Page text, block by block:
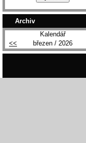
Archiv
Kalendář
<<
březen / 2026